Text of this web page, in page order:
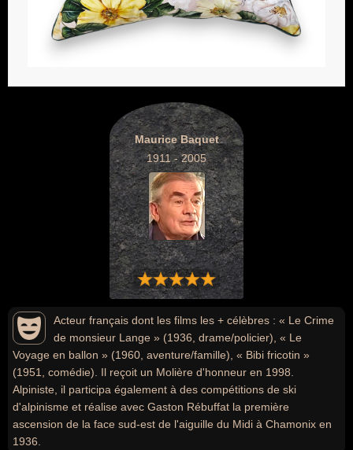
Maurice Baquet
1911 - 2005
Acteur français dont les films les + célèbres : « Le Crime
de monsieur Lange » (1936, drame/policier), « Le
Voyage en ballon » (1960, aventure/famille), « Bibi fricotin »
(1951, comédie). Il reçoit un Molière d'honneur en 1998.
Alpiniste, il participa également à des compétitions de ski
d'alpinisme et réalise avec Gaston Rébuffat la première
ascension de la face sud-est de l'aiguille du Midi à Chamonix en
1936.